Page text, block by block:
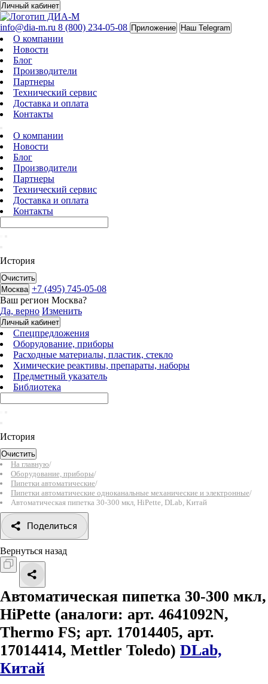
Личный кабинет
info@dia-m.ru 8 (800) 234-05-08 Приложение Наш Telegram
О компании
Новости
Блог
Производители
Партнеры
Технический сервис
Доставка и оплата
Контакты
О компании
Новости
Блог
Производители
Партнеры
Технический сервис
Доставка и оплата
Контакты
История
Очистить
Москва +7 (495) 745-05-08
Ваш регион Москва?
Да, верно Изменить
Личный кабинет
Спецпредложения
Оборудование, приборы
Расходные материалы, пластик, стекло
Химические реактивы, препараты, наборы
Предметный указатель
Библиотека
История
Очистить
На главную/
Оборудование, приборы/
Пипетки автоматические/
Пипетки автоматические одноканальные механические и электронные/
Автоматическая пипетка 30-300 мкл, HiPette, DLab, Китай
Поделиться
Вернуться назад
Автоматическая пипетка 30-300 мкл,
HiPette (аналоги: арт. 4641092N,
Thermo FS; арт. 17014405, арт.
17014414, Mettler Toledo) DLab,
Китай